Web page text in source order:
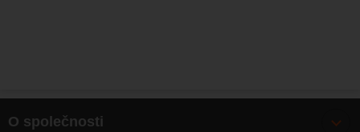
O společnosti